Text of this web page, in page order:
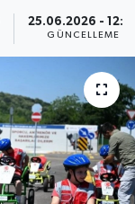
25.06.2026 -
GÜNCELLEME